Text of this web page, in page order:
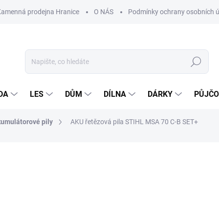
prodejna Hranice O NÁS Podmínky ochrany osobních
Hledat
LES DŮM DÍLNA DÁRKY
pily AKU řetězová pila STIHL MSA 70 C-B SET+